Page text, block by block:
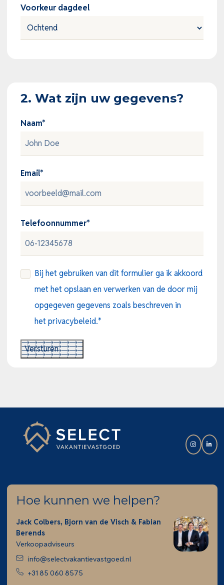
slash
Voorkeur dagdeel
2. Wat zijn uw gegevens?
Naam*
Email*
Telefoonnummer*
Consent*
Bij het gebruiken van dit formulier ga ik akkoord
met het opslaan en verwerken van de door mij
opgegeven gegevens zoals beschreven in
het privacybeleid.*
Hoe kunnen we helpen?
Jack Colbers, Bjorn van de Visch & Fabian
Berends
Verkoopadviseurs
info@selectvakantievastgoed.nl
+31 85 060 8575